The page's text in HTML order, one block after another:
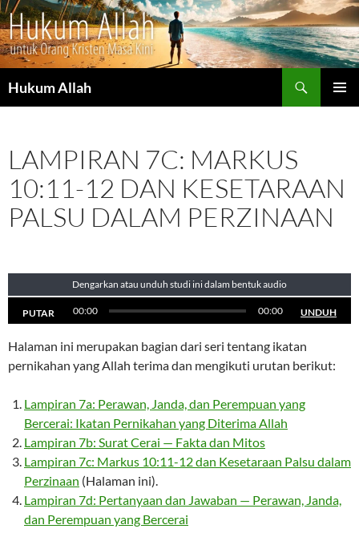
Hukum Allah
LAMPIRAN 7C: MARKUS
10:11-12 DAN KESETARAAN
PALSU DALAM PERZINAAN
Dengarkan atau unduh studi ini dalam bentuk audio
PUTAR 00:00 00:00 UNDUH
Halaman ini merupakan bagian dari seri tentang ikatan
pernikahan yang Allah terima dan mengikuti urutan berikut:
Lampiran 7a: Perawan, Janda, dan Perempuan yang
Bercerai: Ikatan Pernikahan yang Diterima Allah
Lampiran 7b: Surat Cerai — Fakta dan Mitos
Lampiran 7c: Markus 10:11-12 dan Kesetaraan Palsu dalam
Perzinaan (Halaman ini).
Lampiran 7d: Pertanyaan dan Jawaban — Perawan, Janda,
dan Perempuan yang Bercerai